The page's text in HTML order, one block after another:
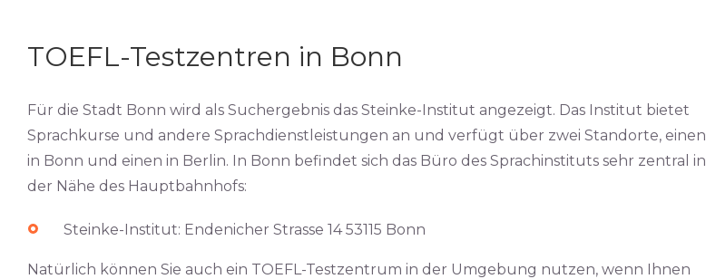
TOEFL-Testzentren in Bonn
Für die Stadt Bonn wird als Suchergebnis das Steinke-Institut angezeigt. Das Institut bietet
Sprachkurse und andere Sprachdienstleistungen an und verfügt über zwei Standorte, einen
in Bonn und einen in Berlin. In Bonn befindet sich das Büro des Sprachinstituts sehr zentral in
der Nähe des Hauptbahnhofs:
Steinke-Institut: Endenicher Strasse 14 53115 Bonn
Natürlich können Sie auch ein TOEFL-Testzentrum in der Umgebung nutzen, wenn Ihnen